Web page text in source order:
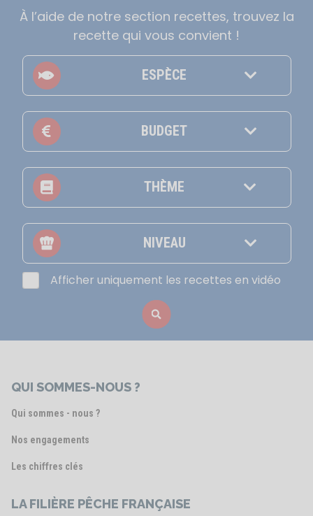
À l’aide de notre section recettes, trouvez la
recette qui vous convient !
ESPÈCE
BUDGET
THÈME
NIVEAU
Afficher uniquement les recettes en vidéo
QUI SOMMES-NOUS ?
Qui sommes - nous ?
Nos engagements
Les chiffres clés
LA FILIÈRE PÊCHE FRANÇAISE